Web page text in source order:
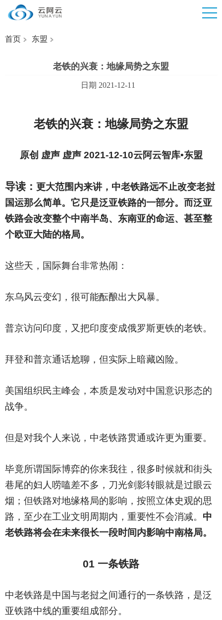
首页 东盟
老铁的兴衰：地缘局势之东盟
日期 2021-12-11
老铁的兴衰：地缘局势之东盟
原创 虚声 虚声 2021-12-10云阿云智库•东盟
导读： 更大范围内来讲，中老铁路远不止改变老挝
国运那么简单。它只是泛亚铁路的一部分。而泛亚
铁路会改变整个中南半岛、东南亚的命运、甚至整
个欧亚大陆的格局。
这些天，国际舞台非常热闹：
东乌风云变幻，很可能酝酿出大风暴。
普京访问印度，又把印度变成俄罗斯更铁的老铁。
拜登和普京通话尬聊，但实际上暗藏凶险。
美国组织民主峰会，本质是发动对中国意识形态的
战争。
但是对我个人来说，中老铁路贯通或许更为重要。
毕竟所谓国际博弈的你来我往，很多时候就和街头
巷尾的妇人唠嗑差不多，刀光剑影转眼就是过眼云
烟；但铁路对地缘格局的影响，按照立体史观的思
路，至少在工业文明周期内，重要性不会消减。 中
老铁路将会在未来很长一段时间内影响中南格局。
01 一条铁路
中老铁路是中国与老挝之间通行的一条铁路，是泛
亚铁路中线的重要组成部分。